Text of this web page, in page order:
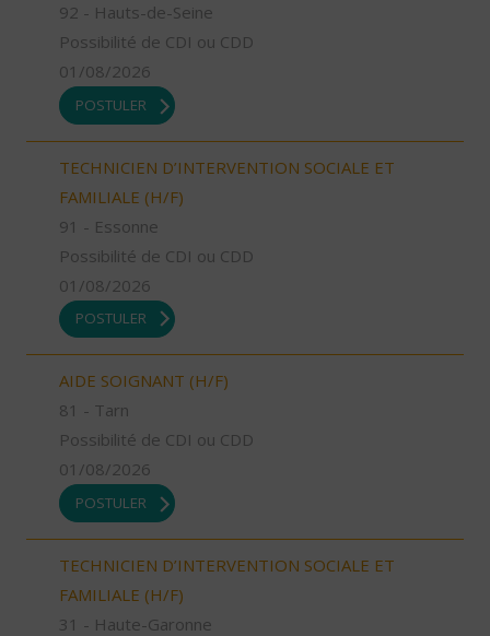
92 - Hauts-de-Seine
Possibilité de CDI ou CDD
01/08/2026
POSTULER
TECHNICIEN D’INTERVENTION SOCIALE ET
FAMILIALE (H/F)
91 - Essonne
Possibilité de CDI ou CDD
01/08/2026
POSTULER
AIDE SOIGNANT (H/F)
81 - Tarn
Possibilité de CDI ou CDD
01/08/2026
POSTULER
TECHNICIEN D’INTERVENTION SOCIALE ET
FAMILIALE (H/F)
31 - Haute-Garonne